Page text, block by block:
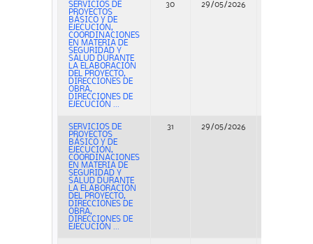
SERVICIOS DE
PROYECTOS
BÁSICO Y DE
EJECUCIÓN,
COORDINACIONES
EN MATERIA DE
SEGURIDAD Y
SALUD DURANTE
LA ELABORACIÓN
DEL PROYECTO,
DIRECCIONES DE
OBRA,
DIRECCIONES DE
EJECUCIÓN ...
30 29/05/2026
SERVICIOS DE
PROYECTOS
BÁSICO Y DE
EJECUCIÓN,
COORDINACIONES
EN MATERIA DE
SEGURIDAD Y
SALUD DURANTE
LA ELABORACIÓN
DEL PROYECTO,
DIRECCIONES DE
OBRA,
DIRECCIONES DE
EJECUCIÓN ...
31 29/05/2026